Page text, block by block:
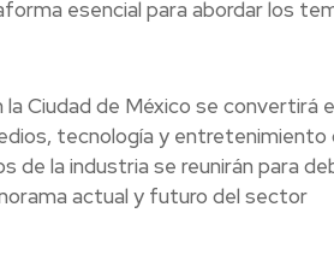
esencial para abordar los
Ciudad de México se convertirá
tecnología y entretenimiento
de la industria se reunirán para
actual y futuro del sector